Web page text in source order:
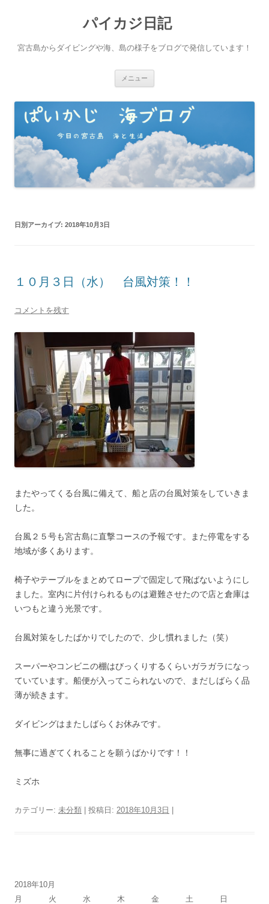
パイカジ日記
宮古島からダイビングや海、島の様子をブログで発信しています！
メニュー
ツ
へ
ス
キ
ッ
プ
日別アーカイブ: 2018年10月3日
１０月３日（水） 台風対策！！
コメントを残す
またやってくる台風に備えて、船と店の台風対策をしていきま
した。
台風２５号も宮古島に直撃コースの予報です。また停電をする
地域が多くあります。
椅子やテーブルをまとめてロープで固定して飛ばないようにし
ました。室内に片付けられるものは避難させたので店と倉庫は
いつもと違う光景です。
台風対策をしたばかりでしたので、少し慣れました（笑）
スーパーやコンビニの棚はびっくりするくらいガラガラになっ
ていています。船便が入ってこられないので、まだしばらく品
薄が続きます。
ダイビングはまたしばらくお休みです。
無事に過ぎてくれることを願うばかりです！！
ミズホ
カテゴリー: 未分類 | 投稿日: 2018年10月3日
2018年10月
月
火 水 木 金 土
日